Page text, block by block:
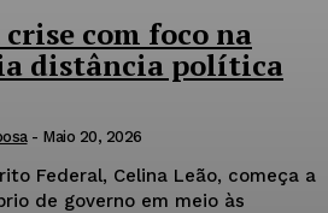
com foco na
distância política
- Maio 20, 2026
Federal, Celina Leão, começa a
de governo em meio às